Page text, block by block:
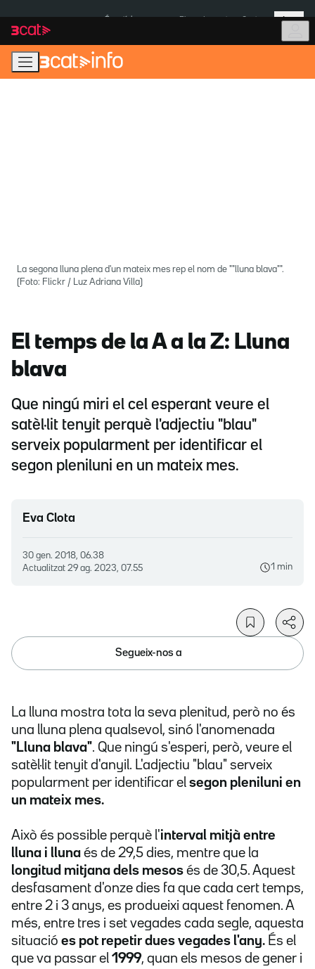
navegació
principal
contingut
Més
La segona lluna plena d'un mateix mes rep el nom de ""lluna blava"".
(Foto: Flickr / Luz Adriana Villa)
El temps de la A a la Z: Lluna
blava
Que ningú miri el cel esperant veure el
satèl·lit tenyit perquè l'adjectiu "blau"
serveix popularment per identificar el
segon pleniluni en un mateix mes.
Eva Clota
30 gen. 2018, 06.38
Actualitzat 29 ag. 2023, 07.55 1 min
Segueix-nos a
La lluna mostra tota la seva plenitud, però no és
una lluna plena qualsevol, sinó l'anomenada
"Lluna blava". Que ningú s'esperi, però, veure el
satèl·lit tenyit d'anyil. L'adjectiu "blau" serveix
popularment per identificar el segon pleniluni en
un mateix mes.
Això és possible perquè l'interval mitjà entre
lluna i lluna és de 29,5 dies, mentre que la
longitud mitjana dels mesos és de 30,5. Aquest
desfasament d'onze dies fa que cada cert temps,
entre 2 i 3 anys, es produeixi aquest fenomen. A
més, entre tres i set vegades cada segle, aquesta
situació es pot repetir dues vegades l'any. És el
que va passar el 1999, quan els mesos de gener i